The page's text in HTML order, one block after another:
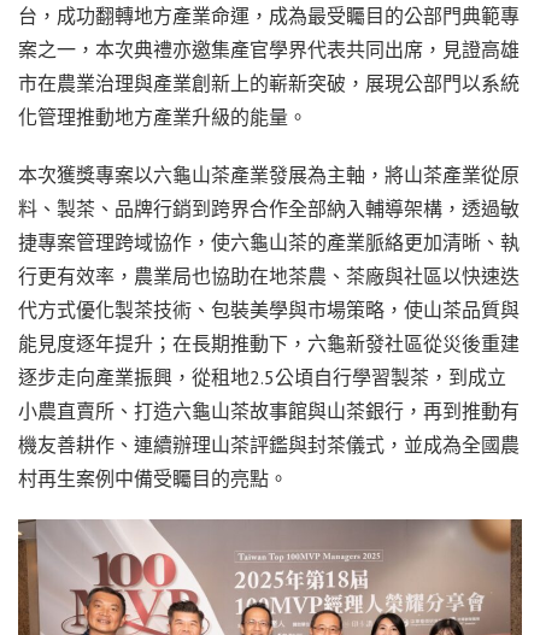
台，成功翻轉地方產業命運，成為最受矚目的公部門典範專
案之一，本次典禮亦邀集產官學界代表共同出席，見證高雄
市在農業治理與產業創新上的嶄新突破，展現公部門以系統
化管理推動地方產業升級的能量。
本次獲獎專案以六龜山茶產業發展為主軸，將山茶產業從原
料、製茶、品牌行銷到跨界合作全部納入輔導架構，透過敏
捷專案管理跨域協作，使六龜山茶的產業脈絡更加清晰、執
行更有效率，農業局也協助在地茶農、茶廠與社區以快速迭
代方式優化製茶技術、包裝美學與市場策略，使山茶品質與
能見度逐年提升；在長期推動下，六龜新發社區從災後重建
逐步走向產業振興，從租地2.5公頃自行學習製茶，到成立
小農直賣所、打造六龜山茶故事館與山茶銀行，再到推動有
機友善耕作、連續辦理山茶評鑑與封茶儀式，並成為全國農
村再生案例中備受矚目的亮點。